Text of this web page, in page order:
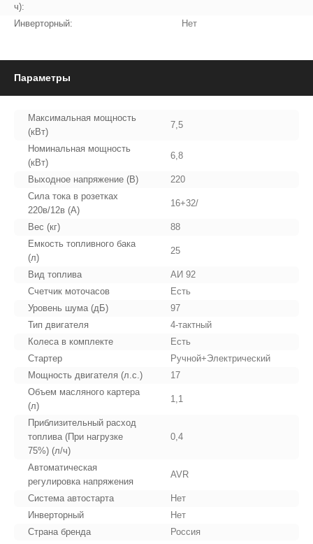
ч):
Инверторный: Нет
Параметры
Максимальная мощность
(кВт)
7,5
Номинальная мощность
(кВт)
6,8
Выходное напряжение (В)
220
Сила тока в розетках
220в/12в (А)
16+32/
Вес (кг)
88
Емкость топливного бака
(л)
25
Вид топлива
АИ 92
Счетчик моточасов
Есть
Уровень шума (дБ)
97
Тип двигателя
4-тактный
Колеса в комплекте
Есть
Стартер
Ручной+Электрический
Мощность двигателя (л.с.)
17
Объем масляного картера
(л)
1,1
Приблизительный расход
топлива (При нагрузке
75%) (л/ч)
0,4
Автоматическая
регулировка напряжения
AVR
Система автостарта
Нет
Инверторный
Нет
Страна бренда
Россия